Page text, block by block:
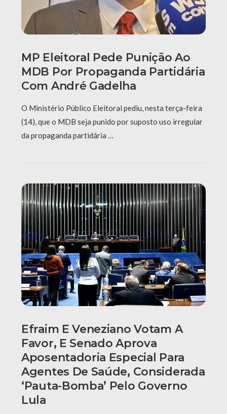
MP Eleitoral Pede Punição Ao
MDB Por Propaganda Partidária
Com André Gadelha
O Ministério Público Eleitoral pediu, nesta terça-feira
(14), que o MDB seja punido por suposto uso irregular
da propaganda partidária …
Efraim E Veneziano Votam A
Favor, E Senado Aprova
Aposentadoria Especial Para
Agentes De Saúde, Considerada
‘pauta-Bomba’ Pelo Governo
Lula